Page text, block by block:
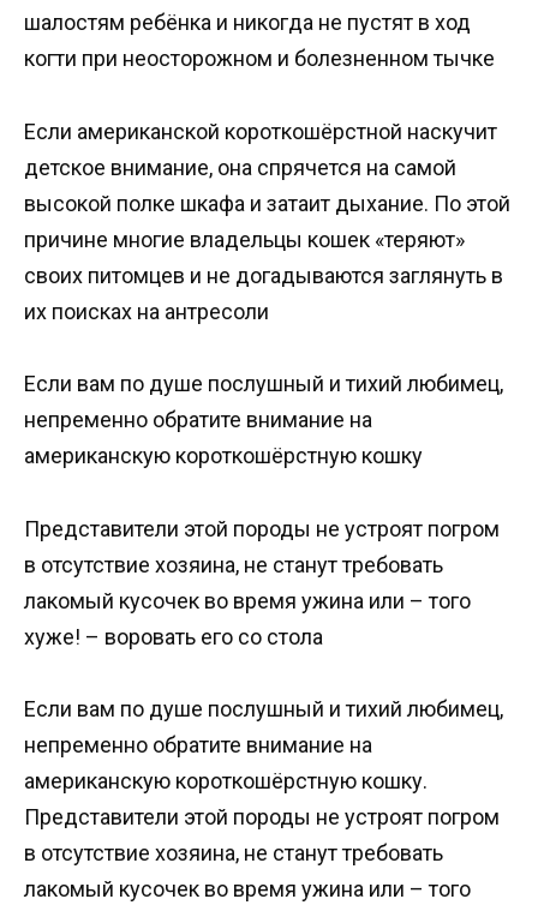
шалостям ребёнка и никогда не пустят в ход
когти при неосторожном и болезненном тычке
Если американской короткошёрстной наскучит
детское внимание, она спрячется на самой
высокой полке шкафа и затаит дыхание. По этой
причине многие владельцы кошек «теряют»
своих питомцев и не догадываются заглянуть в
их поисках на антресоли
Если вам по душе послушный и тихий любимец,
непременно обратите внимание на
американскую короткошёрстную кошку
Представители этой породы не устроят погром
в отсутствие хозяина, не станут требовать
лакомый кусочек во время ужина или – того
хуже! – воровать его со стола
Если вам по душе послушный и тихий любимец,
непременно обратите внимание на
американскую короткошёрстную кошку.
Представители этой породы не устроят погром
в отсутствие хозяина, не станут требовать
лакомый кусочек во время ужина или – того